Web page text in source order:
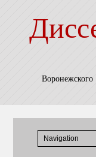
Воронежского